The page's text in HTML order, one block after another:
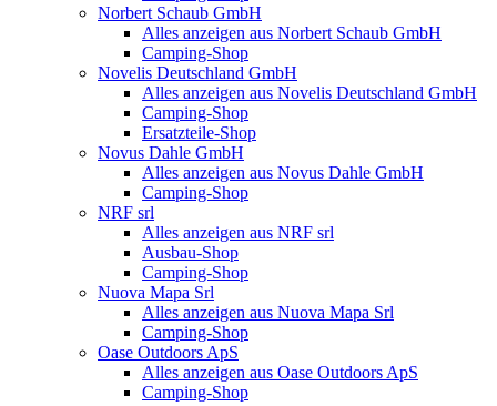
Norbert Schaub GmbH
Alles anzeigen aus Norbert Schaub GmbH
Camping-Shop
Novelis Deutschland GmbH
Alles anzeigen aus Novelis Deutschland GmbH
Camping-Shop
Ersatzteile-Shop
Novus Dahle GmbH
Alles anzeigen aus Novus Dahle GmbH
Camping-Shop
NRF srl
Alles anzeigen aus NRF srl
Ausbau-Shop
Camping-Shop
Nuova Mapa Srl
Alles anzeigen aus Nuova Mapa Srl
Camping-Shop
Oase Outdoors ApS
Alles anzeigen aus Oase Outdoors ApS
Camping-Shop